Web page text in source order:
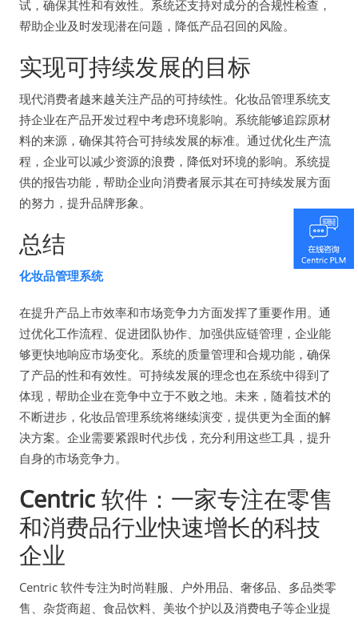
试，确保其性和有效性。系统还支持对成分的合规性检查，
帮助企业及时发现潜在问题，降低产品召回的风险。
实现可持续发展的目标
现代消费者越来越关注产品的可持续性。化妆品管理系统支
持企业在产品开发过程中考虑环境影响。系统能够追踪原材
料的来源，确保其符合可持续发展的标准。通过优化生产流
程，企业可以减少资源的浪费，降低对环境的影响。系统提
供的报告功能，帮助企业向消费者展示其在可持续发展方面
的努力，提升品牌形象。
总结
化妆品管理系统
在提升产品上市效率和市场竞争力方面发挥了重要作用。通
过优化工作流程、促进团队协作、加强供应链管理，企业能
够更快地响应市场变化。系统的质量管理和合规功能，确保
了产品的性和有效性。可持续发展的理念也在系统中得到了
体现，帮助企业在竞争中立于不败之地。未来，随着技术的
不断进步，化妆品管理系统将继续演变，提供更为全面的解
决方案。企业需要紧跟时代步伐，充分利用这些工具，提升
自身的市场竞争力。
Centric 软件：一家专注在零售
和消费品行业快速增长的科技
企业
Centric 软件专注为时尚鞋服、户外用品、奢侈品、多品类零
售、杂货商超、食品饮料、美妆个护以及消费电子等企业提